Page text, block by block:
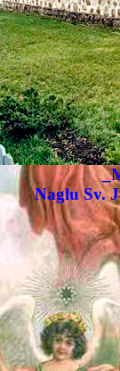
Naglu Sv.